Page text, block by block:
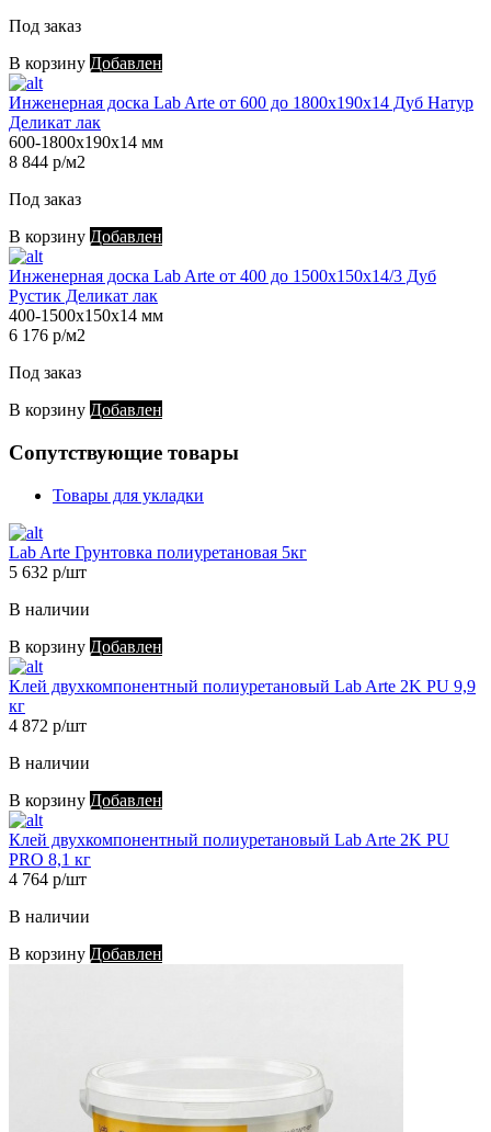
Под заказ
В корзину Добавлен
Инженерная доска Lab Arte от 600 до 1800х190х14 Дуб Натур
Деликат лак
600-1800х190х14 мм
8 844 р/м2
Под заказ
В корзину Добавлен
Инженерная доска Lab Arte от 400 до 1500х150х14/3 Дуб
Рустик Деликат лак
400-1500х150х14 мм
6 176 р/м2
Под заказ
В корзину Добавлен
Сопутствующие товары
Товары для укладки
Lab Arte Грунтовка полиуретановая 5кг
5 632 р/шт
В наличии
В корзину Добавлен
Клей двухкомпонентный полиуретановый Lab Arte 2K PU 9,9
кг
4 872 р/шт
В наличии
В корзину Добавлен
Клей двухкомпонентный полиуретановый Lab Arte 2K PU
PRO 8,1 кг
4 764 р/шт
В наличии
В корзину Добавлен